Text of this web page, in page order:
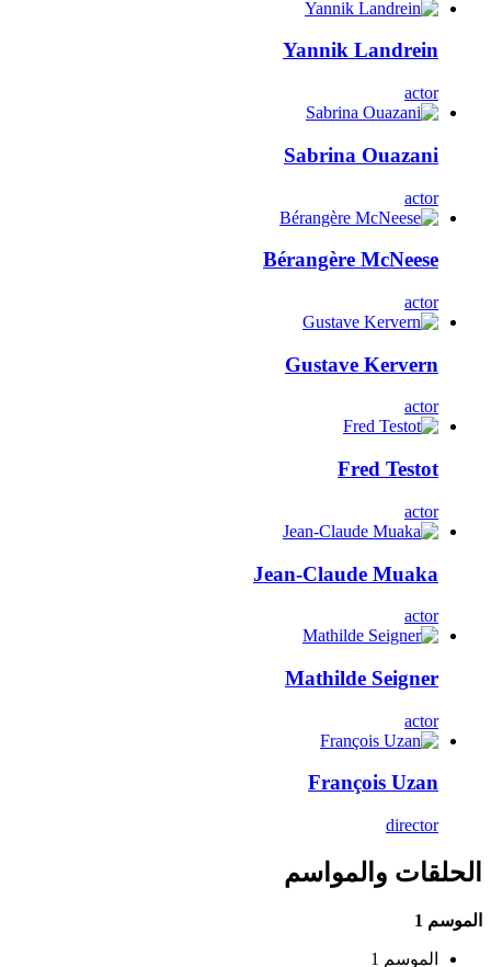
Yannik Landrein
actor
Sabrina Ouazani
actor
Bérangère McNeese
actor
Gustave Kervern
actor
Fred Testot
actor
Jean-Claude Muaka
actor
Mathilde Seigner
actor
François Uzan
director
الحلقات والمواسم
الموسم 1
الموسم 1